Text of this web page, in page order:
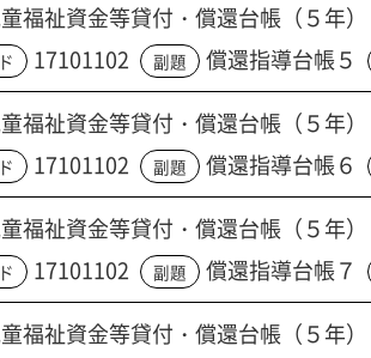
福祉資金等貸付・償還台帳（５年）
17101102 副題 償還指導台帳５
福祉資金等貸付・償還台帳（５年）
17101102 副題 償還指導台帳６
福祉資金等貸付・償還台帳（５年）
17101102 副題 償還指導台帳７
福祉資金等貸付・償還台帳（５年）